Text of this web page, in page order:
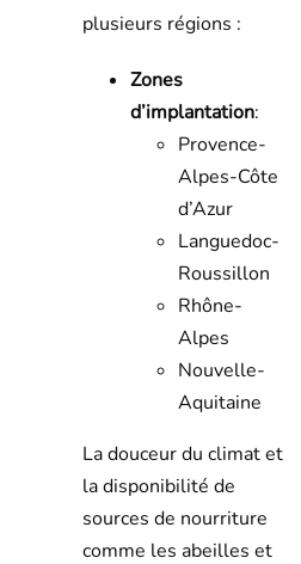
plusieurs régions :
Zones
d’implantation:
Provence-
Alpes-Côte
d’Azur
Languedoc-
Roussillon
Rhône-
Alpes
Nouvelle-
Aquitaine
La douceur du climat et
la disponibilité de
sources de nourriture
comme les abeilles et